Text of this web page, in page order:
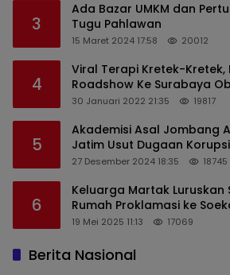
3
Ada Bazar UMKM dan
Tugu Pahlawan
15 Maret 2024 17:58 20012
4
Viral Terapi Kretek-Kretek,
Roadshow Ke Surabaya
Sekaligus Edukasi
30 Januari 2022 21:35 19817
5
Akademisi Asal Jombang
Jatim Usut Dugaan
Perangkat Desa di Kediri
27 Desember 2024 18:35 18745
6
Keluarga Martak Luruskan
Rumah Proklamasi ke
19 Mei 2025 11:13 17069
Berita Nasional